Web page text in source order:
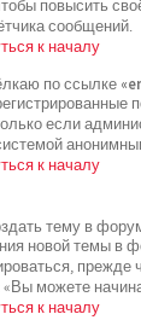
повысить
сообщений.
к началу
по ссылке
если
к началу
тему в
новой темы в
можете
к началу